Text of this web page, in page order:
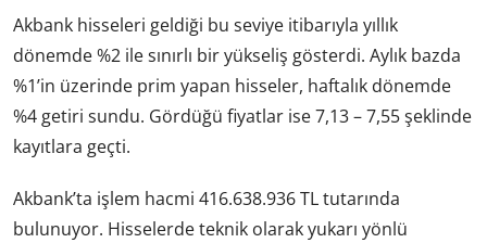
Akbank hisseleri geldiği bu seviye itibarıyla yıllık
dönemde %2 ile sınırlı bir yükseliş gösterdi. Aylık bazda
%1’in üzerinde prim yapan hisseler, haftalık dönemde
%4 getiri sundu. Gördüğü fiyatlar ise 7,13 – 7,55 şeklinde
kayıtlara geçti.
Akbank’ta işlem hacmi 416.638.936 TL tutarında
bulunuyor. Hisselerde teknik olarak yukarı yönlü